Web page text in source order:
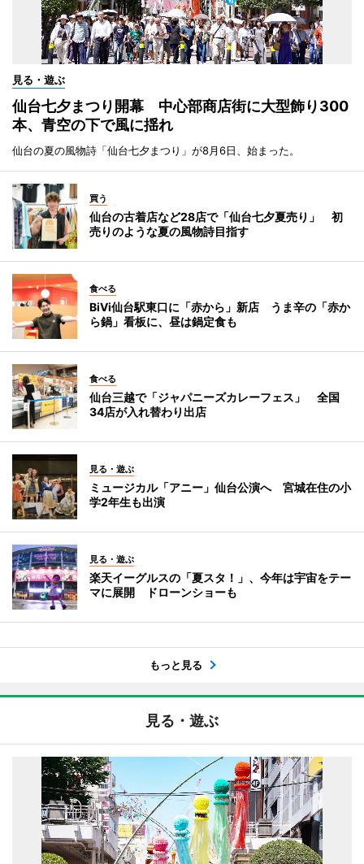
見る・遊ぶ
仙台七夕まつり開幕 中心部商店街に大型飾り300
本、青空の下で風に揺れ
仙台の夏の風物詩「仙台七夕まつり」が8月6日、始まった。
買う
仙台の古着店など28店で「仙台七夕夏売り」 初
売りのような夏の風物詩目指す
食べる
BiVi仙台駅東口に「赤から」新店 うま辛の「赤か
ら鍋」看板に、昼は鍋定食も
食べる
仙台三越で「ジャパニーズカレーフェス」 全国
34店が入れ替わり出店
見る・遊ぶ
ミュージカル「アニー」仙台公演へ 宮城在住の小
学2年生も出演
見る・遊ぶ
楽天イーグルスの「夏スタ！」、今年は宇宙をテー
マに展開 ドローンショーも
もっと見る
見る・遊ぶ